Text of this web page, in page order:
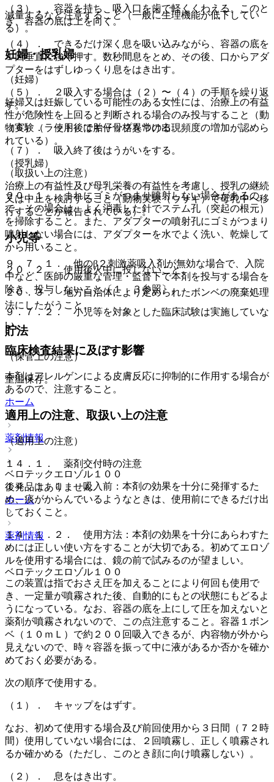
（３）． 容器を持ち、吸入口を歯で軽くくわえる。このと
き、容器の底は上を向く。
（４）． できるだけ深く息を吸い込みながら、容器の底を
１回垂直に強く押す。数秒間息をとめ、その後、口からアダ
プターをはずしゆっくり息をはき出す。
（５）． ２吸入する場合は（２）〜（４）の手順を繰り返
す。
（６）． 使用後はキャップをつける。
（７）． 吸入終了後はうがいをする。
（取扱い上の注意）
２０．１． まれにゴミがつまり噴射しない場合があるの
で、その場合は、よく消毒した針でステム孔（突起の根元）
を掃除すること。また、アダプターの噴射孔にゴミがつまり
噴射しない場合には、アダプターを水でよく洗い、乾燥して
から用いること。
２０．２． 使用後火中に投じないこと。
２０．３． 地方自治体により定められたボンベの廃棄処理
法にしたがうこと。
貯法
（保管上の注意）
室温保存。
ホーム
薬剤情報
ベロテックエロゾル１００
後発品はありません
ホーム
薬剤情報
ベロテックエロゾル１００
減量するなど注意すること（一般に生理機能が低下してい
る）。
妊婦・授乳婦
（妊婦）
妊婦又は妊娠している可能性のある女性には、治療上の有益
性が危険性を上回ると判断される場合のみ投与すること（動
物実験（ラット）で胎仔骨格異常の出現頻度の増加が認めら
れている）。
（授乳婦）
治療上の有益性及び母乳栄養の有益性を考慮し、授乳の継続
又は中止を検討すること（動物実験（ウサギ）で母乳中へ移
行することが報告されている）。
小児等
９．７．１． 他のβ２刺激薬吸入剤が無効な場合で、入院
中など、医師の厳重な管理・監督下で本剤を投与する場合を
除き、投与しないこと〔１．３参照〕。
９．７．２． 小児等を対象とした臨床試験は実施していな
い。
臨床検査結果に及ぼす影響
本剤はアレルゲンによる皮膚反応に抑制的に作用する場合が
あるので、注意すること。
適用上の注意、取扱い上の注意
（適用上の注意）
１４．１． 薬剤交付時の注意
１４．１．１． 吸入前：本剤の効果を十分に発揮するた
め、痰がからんでいるようなときは、使用前にできるだけ出
しておくこと。
１４．１．２． 使用方法：本剤の効果を十分にあらわすた
めには正しい使い方をすることが大切である。初めてエロゾ
ルを使用する場合には、鏡の前で試みるのが望ましい。
この装置は指でおさえ圧を加えることにより何回も使用で
き、一定量が噴霧された後、自動的にもとの状態にもどるよ
うになっている。なお、容器の底を上にして圧を加えないと
薬剤が噴霧されないので、この点注意すること。容器１ボン
ベ（１０ｍＬ）で約２００回吸入できるが、内容物が外から
見えないので、時々容器を振って中に液があるか否かを確か
めておく必要がある。
次の順序で使用する。
（１）． キャップをはずす。
なお、初めて使用する場合及び前回使用から３日間（７２時
間）使用していない場合には、２回噴霧し、正しく噴霧され
るか確かめる（ただし、このとき顔に向け噴霧しない）。
（２）． 息をはき出す。